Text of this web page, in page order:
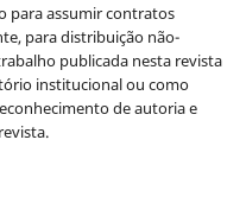
para assumir contratos
para distribuição não-
publicada nesta revista
institucional ou como
de autoria e